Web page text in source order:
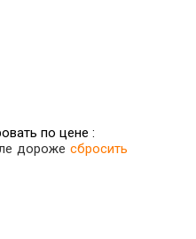
по цене :
дороже сбросить